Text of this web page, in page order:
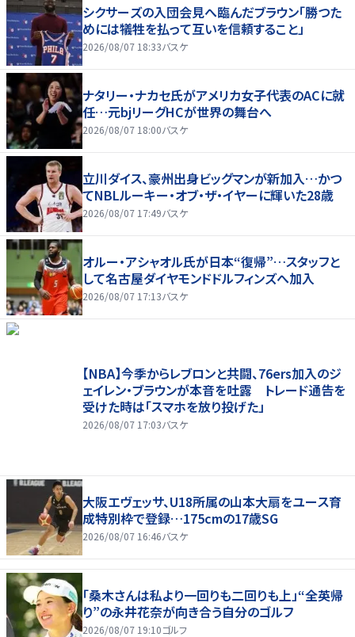
シクサーズの入団会見へ臨んだブラウン「勝つた
めには犠牲を払って互いを信頼すること」
2026/08/07 18:33バスケ
ナタリー・ナカセ氏がアメリカ女子代表のACに就
任…元bjリーグHCが世界の舞台へ
2026/08/07 18:00バスケ
立川ダイス、豪州出身ビッグマンが新加入…かつ
てNBLルーキー・オブ・ザ・イヤーに輝いた28歳
2026/08/07 17:49バスケ
オルー・アシャオル氏が日本“復帰”…スタッフと
して名古屋ダイヤモンドドルフィンズへ加入
2026/08/07 17:13バスケ
【NBA】今季からレブロンと共闘、76ers加入のジ
ェイレン・ブラウンが本音を吐露 トレード通告を
受けた時は「スマホを放り投げた」
2026/08/07 17:03バスケ
大阪エヴェッサ、U18所属の山本大扇をユース育
成特別枠で登録…175cmの17歳SG
2026/08/07 16:46バスケ
「桑木さんは私より一回りも二回りも上」“全英帰
り”の永井花奈が向き合う自分のゴルフ
2026/08/07 19:10ゴルフ